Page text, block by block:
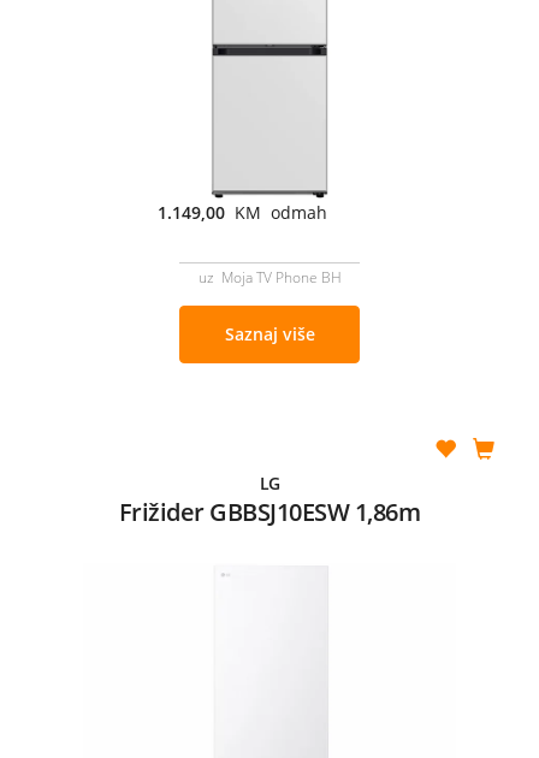
1.149,00 KM odmah
uz Moja TV Phone BH
Saznaj više
LG
Frižider GBBSJ10ESW 1,86m